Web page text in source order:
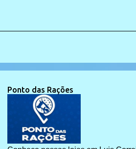
Ponto das Rações